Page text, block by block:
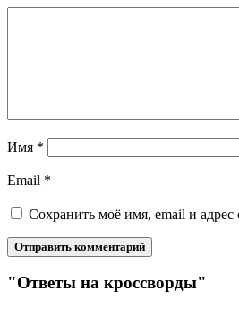
Имя *
Email *
Сохранить моё имя, email и
"Ответы на кроссворды"